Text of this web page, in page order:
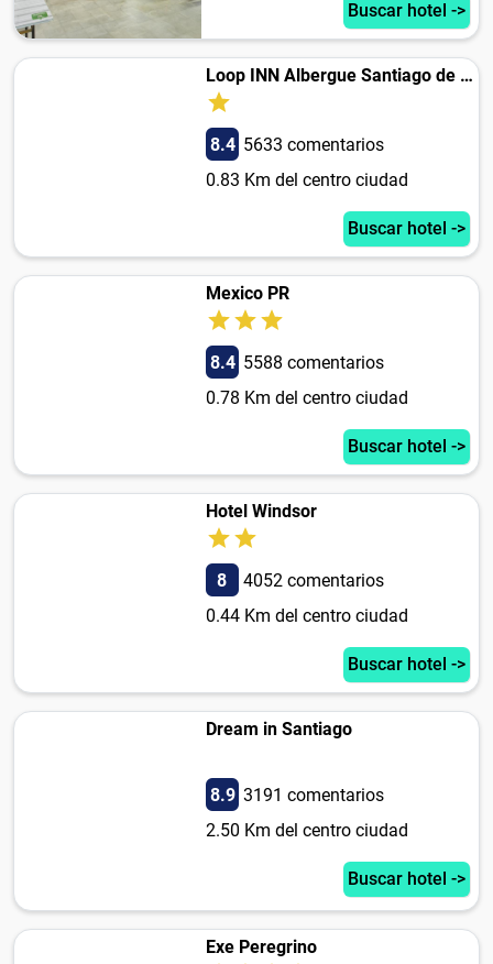
Buscar hotel ->
Loop INN Albergue Santiago de Compostela
8.4 5633 comentarios
0.83 Km del centro ciudad
Buscar hotel ->
Mexico PR
8.4 5588 comentarios
0.78 Km del centro ciudad
Buscar hotel ->
Hotel Windsor
8
4052 comentarios
0.44 Km del centro ciudad
Buscar hotel ->
Dream in Santiago
8.9 3191 comentarios
2.50 Km del centro ciudad
Buscar hotel ->
Exe Peregrino